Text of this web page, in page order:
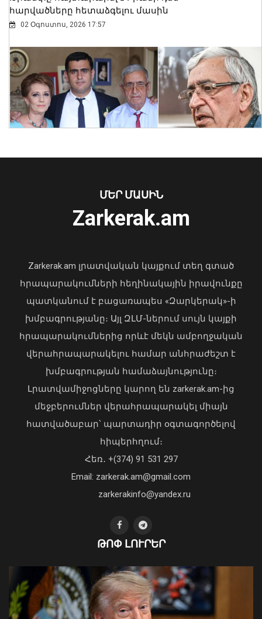
Վահագն Խաչատուրյանն ընդունել է
Picsart ընկերության հիմնադիր և
գործադիր տնօրեն Հովհաննես
06 Օգոստոս, 2026 22:51
հարվածները հետաձգելու մասին
02 Օգոստոս, 2026 17:57
«Պարտվեցինք դաժան հիվանդության
04 Օգոստոս, 2026 19:12
Վարչապետ Փաշինյանն այցելել է
«ԷԼԵՎԵՅԹ ԷՅԱՅ» արհեստական
բանականության գործարան
ՄԵՐ ՄԱՍԻՆ
Zarkerak.am
Zarkerak.am լրատվական կայքում տեղ գտած
հրապարակումների հեղինակային իրավունքը
պատկանում է բացառապես «Զարկերակ»-ի
խմբագրությանը։ Այլ ԶԼՄ-ներում սույն կայքի
հրապարակումներից որևէ մեկն ամբողջական
վերահրապարակելու համար անհրաժեշտ է
խմբագրության համաձայնությունը։
Լրատվամիջոցները կարող են zarkerak.am-ից
մեջբերումներ վերահրապարակել միայն
հատվածաբար՝ պարտադիր օգտագործելով
հիպերհղում։
Հեռ․ +(374) 91 531 297
Email: zarkerak.am@gmail.com
zarkerakinfo@yandex.ru
ԹՈՓ ԼՈՒՐԵՐ